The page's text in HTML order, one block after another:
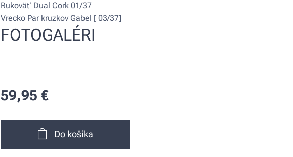
Rukoväť Dual Cork 01/37
Vrecko Par kruzkov Gabel [ 03/37]
FOTOGALÉRI
59,95 €
Do košíka